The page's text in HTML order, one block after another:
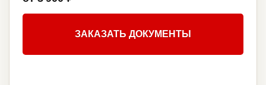
ЗАКАЗАТЬ ДОКУМЕНТЫ